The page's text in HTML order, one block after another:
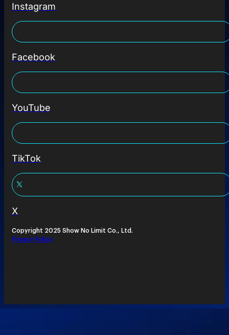
Instagram
Facebook
YouTube
TikTok
X
Copyright 2025 Show No Limit Co., Ltd.
Privacy Policy